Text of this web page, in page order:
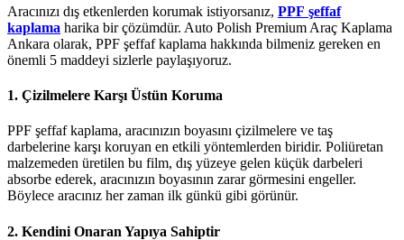
Aracınızı dış etkenlerden korumak istiyorsanız, PPF şeffaf
kaplama harika bir çözümdür. Auto Polish Premium Araç Kaplama
Ankara olarak, PPF şeffaf kaplama hakkında bilmeniz gereken en
önemli 5 maddeyi sizlerle paylaşıyoruz.
1. Çizilmelere Karşı Üstün Koruma
PPF şeffaf kaplama, aracınızın boyasını çizilmelere ve taş
darbelerine karşı koruyan en etkili yöntemlerden biridir. Poliüretan
malzemeden üretilen bu film, dış yüzeye gelen küçük darbeleri
absorbe ederek, aracınızın boyasının zarar görmesini engeller.
Böylece aracınız her zaman ilk günkü gibi görünür.
2. Kendini Onaran Yapıya Sahiptir